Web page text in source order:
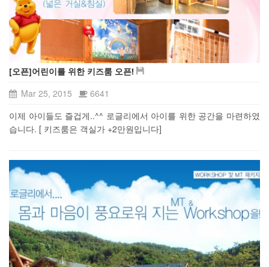
[오픈]어린이를 위한 키즈룸 오픈!
Mar 25, 2015
6641
이제 아이들도 즐겁게..^^ 로글리에서 아이를 위한 공간을 마련하였
습니다. [ 키즈룸은 객실가 +2만원입니다]